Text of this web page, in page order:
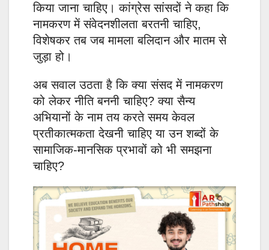
किया जाना चाहिए। कांग्रेस सांसदों ने कहा कि
नामकरण में संवेदनशीलता बरतनी चाहिए,
विशेषकर तब जब मामला बलिदान और मातम से
जुड़ा हो।
अब सवाल उठता है कि क्या संसद में नामकरण
को लेकर नीति बननी चाहिए? क्या सैन्य
अभियानों के नाम तय करते समय केवल
प्रतीकात्मकता देखनी चाहिए या उन शब्दों के
सामाजिक-मानसिक प्रभावों को भी समझना
चाहिए?